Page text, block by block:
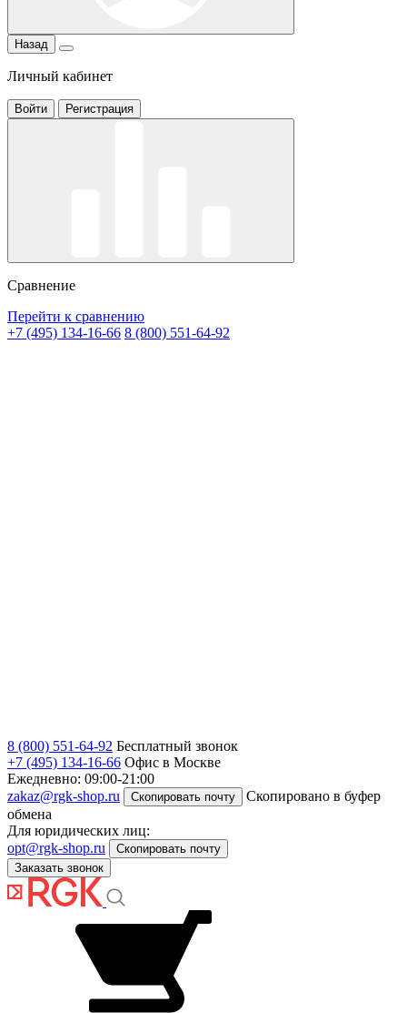
Назад
Личный кабинет
Войти Регистрация
Сравнение
Перейти к сравнению
+7 (495) 134-16-66 8 (800) 551-64-92
8 (800) 551-64-92 Бесплатный звонок
+7 (495) 134-16-66 Офис в Москве
Ежедневно: 09:00-21:00
zakaz@rgk-shop.ru
Скопировать почту
Скопировано в буфер
обмена
Для юридических лиц:
opt@rgk-shop.ru
Скопировать почту
Заказать звонок